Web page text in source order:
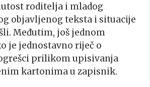
roditelja i mladog
objavljenog teksta i situacije
Međutim, još jednom
je jednostavno riječ o
prilikom upisivanja
kartonima u zapisnik.